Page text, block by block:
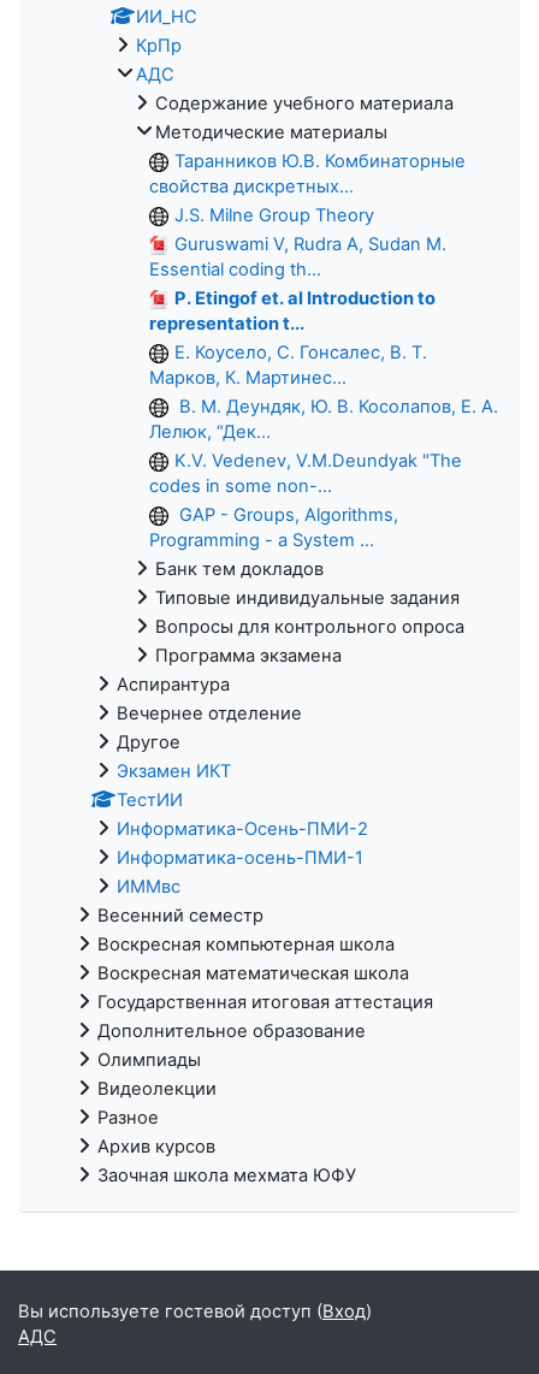
ИИ_НС
КрПр
АДС
Содержание учебного материала
Методические материалы
Таранников Ю.В. Комбинаторные
свойства дискретных...
J.S. Milne Group Theory
Guruswami V, Rudra A, Sudan M.
Essential coding th...
P. Etingof et. al Introduction to
representation t...
Е. Коусело, С. Гонсалес, В. Т.
Марков, К. Мартинес...
В. М. Деундяк, Ю. В. Косолапов, Е. А.
Лелюк, “Дек...
K.V. Vedenev, V.M.Deundyak "The
codes in some non-...
GAP - Groups, Algorithms,
Programming - a System ...
Банк тем докладов
Типовые индивидуальные задания
Вопросы для контрольного опроса
Программа экзамена
Аспирантура
Вечернее отделение
Другое
Экзамен ИКТ
ТестИИ
Информатика-Осень-ПМИ-2
Информатика-осень-ПМИ-1
ИММвс
Весенний семестр
Воскресная компьютерная школа
Воскресная математическая школа
Государственная итоговая аттестация
Дополнительное образование
Олимпиады
Видеолекции
Разное
Архив курсов
Заочная школа мехмата ЮФУ
Вы используете гостевой доступ (Вход)
АДС